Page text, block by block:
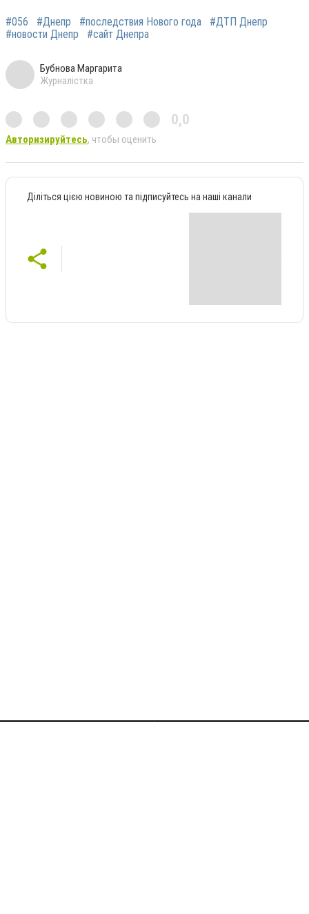
#056 #Днепр #последствия Нового года
#ДТП Днепр
#новости Днепр
#сайт Днепра
Бубнова Маргарита
Журналістка
0,0
Авторизируйтесь, чтобы оценить
Діліться цією новиною та підписуйтесь на наші канали